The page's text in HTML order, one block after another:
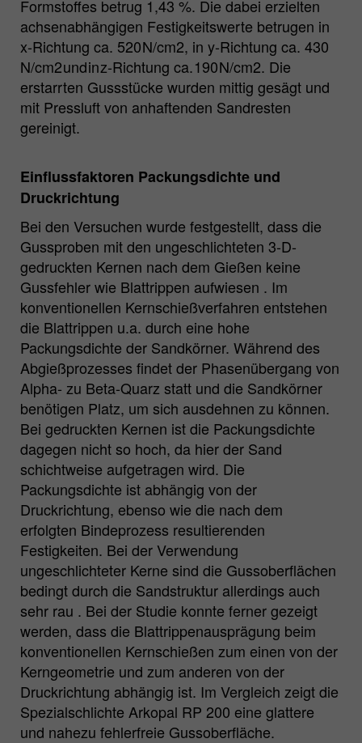
Formstoffes betrug 1,43 %. Die dabei erzielten
achsenabhängigen Festigkeitswerte betrugen in
x-Richtung ca. 520 N/cm2, in y-Richtung ca. 430
N/cm2 und in z-Richtung ca. 190 N/cm2. Die
erstarrten Gussstücke wurden mittig gesägt und
mit Pressluft von anhaftenden Sandresten
gereinigt.
Einflussfaktoren Packungsdichte und
Druckrichtung
Bei den Versuchen wurde festgestellt, dass die
Gussproben mit den ungeschlichteten 3-D-
gedruckten Kernen nach dem Gießen keine
Gussfehler wie Blattrippen aufwiesen . Im
konventionellen Kernschießverfahren entstehen
die Blattrippen u.a. durch eine hohe
Packungsdichte der Sandkörner. Während des
Abgießprozesses findet der Phasenübergang von
Alpha- zu Beta-Quarz statt und die Sandkörner
benötigen Platz, um sich ausdehnen zu können.
Bei gedruckten Kernen ist die Packungsdichte
dagegen nicht so hoch, da hier der Sand
schichtweise aufgetragen wird. Die
Packungsdichte ist abhängig von der
Druckrichtung, ebenso wie die nach dem
erfolgten Bindeprozess resultierenden
Festigkeiten. Bei der Verwendung
ungeschlichteter Kerne sind die Gussoberflächen
bedingt durch die Sandstruktur allerdings auch
sehr rau . Bei der Studie konnte ferner gezeigt
werden, dass die Blattrippenausprägung beim
konventionellen Kernschießen zum einen von der
Kerngeometrie und zum anderen von der
Druckrichtung abhängig ist. Im Vergleich zeigt die
Spezialschlichte Arkopal RP 200 eine glattere
und nahezu fehlerfreie Gussoberfläche.